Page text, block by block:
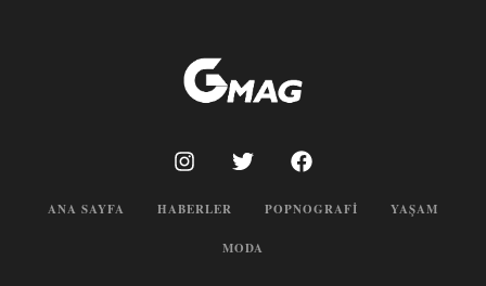
ANA SAYFA HABERLER POPNOGRAFI YAŞAM
MODA